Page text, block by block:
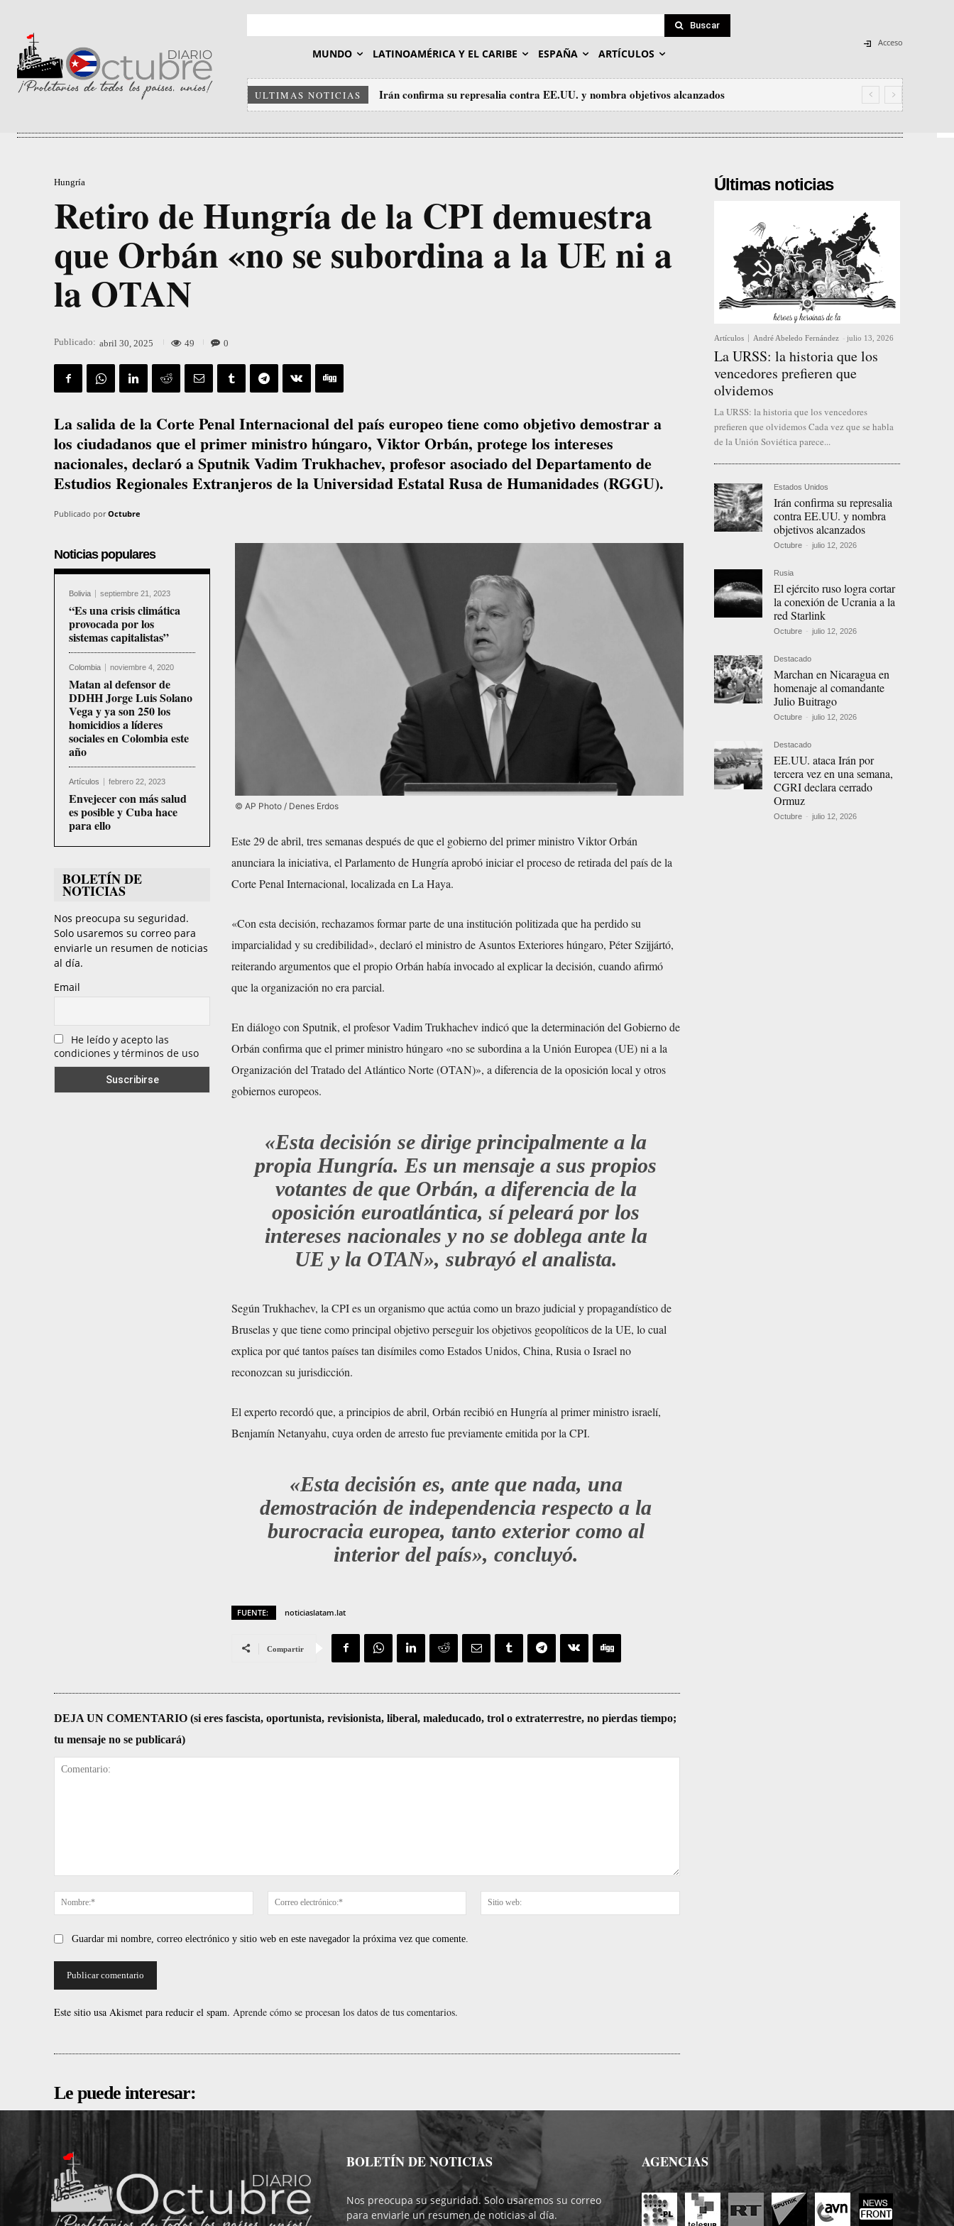
Buscar
MUNDO LATINOAMÉRICA Y EL CARIBE ESPAÑA ARTÍCULOS
Acceso
ULTIMAS NOTICIAS Irán confirma su represalia contra EE.UU. y nombra objetivos alcanzados
Hungría
Retiro de Hungría de la CPI demuestra
que Orbán «no se subordina a la UE ni a
la OTAN
Publicado: abril 30, 2025 49 0
La salida de la Corte Penal Internacional del país europeo tiene como objetivo demostrar a
los ciudadanos que el primer ministro húngaro, Viktor Orbán, protege los intereses
nacionales, declaró a Sputnik Vadim Trukhachev, profesor asociado del Departamento de
Estudios Regionales Extranjeros de la Universidad Estatal Rusa de Humanidades (RGGU).
Publicado por Octubre
Noticias populares
Bolivia septiembre 21, 2023
“Es una crisis climática
provocada por los
sistemas capitalistas”
Colombia noviembre 4, 2020
Matan al defensor de
DDHH Jorge Luis Solano
Vega y ya son 250 los
homicidios a líderes
sociales en Colombia este
año
Artículos febrero 22, 2023
Envejecer con más salud
es posible y Cuba hace
para ello
BOLETÍN DE
NOTICIAS
Nos preocupa su seguridad.
Solo usaremos su correo para
enviarle un resumen de noticias
al día.
Email
He leído y acepto las
condiciones y términos de uso
© AP Photo / Denes Erdos
Este 29 de abril, tres semanas después de que el gobierno del primer ministro Viktor Orbán
anunciara la iniciativa, el Parlamento de Hungría aprobó iniciar el proceso de retirada del país de la
Corte Penal Internacional, localizada en La Haya.
«Con esta decisión, rechazamos formar parte de una institución politizada que ha perdido su
imparcialidad y su credibilidad», declaró el ministro de Asuntos Exteriores húngaro, Péter Szijjártó,
reiterando argumentos que el propio Orbán había invocado al explicar la decisión, cuando afirmó
que la organización no era parcial.
En diálogo con Sputnik, el profesor Vadim Trukhachev indicó que la determinación del Gobierno de
Orbán confirma que el primer ministro húngaro «no se subordina a la Unión Europea (UE) ni a la
Organización del Tratado del Atlántico Norte (OTAN)», a diferencia de la oposición local y otros
gobiernos europeos.
«Esta decisión se dirige principalmente a la
propia Hungría. Es un mensaje a sus propios
votantes de que Orbán, a diferencia de la
oposición euroatlántica, sí peleará por los
intereses nacionales y no se doblega ante la
UE y la OTAN», subrayó el analista.
Según Trukhachev, la CPI es un organismo que actúa como un brazo judicial y propagandístico de
Bruselas y que tiene como principal objetivo perseguir los objetivos geopolíticos de la UE, lo cual
explica por qué tantos países tan disímiles como Estados Unidos, China, Rusia o Israel no
reconozcan su jurisdicción.
El experto recordó que, a principios de abril, Orbán recibió en Hungría al primer ministro israelí,
Benjamín Netanyahu, cuya orden de arresto fue previamente emitida por la CPI.
«Esta decisión es, ante que nada, una
demostración de independencia respecto a la
burocracia europea, tanto exterior como al
interior del país», concluyó.
FUENTE: noticiaslatam.lat
Compartir
DEJA UN COMENTARIO (si eres fascista, oportunista, revisionista, liberal, maleducado, trol o extraterrestre, no pierdas tiempo;
tu mensaje no se publicará)
Nombre:*
Correo
electrónico:*
web:
Guardar mi nombre, correo electrónico y sitio web en este navegador la próxima vez que comente.
Este sitio usa Akismet para reducir el spam. Aprende cómo se procesan los datos de tus comentarios.
Últimas noticias
Artículos André Abeledo Fernández - julio 13, 2026
La URSS: la historia que los
vencedores prefieren que
olvidemos
La URSS: la historia que los vencedores
prefieren que olvidemos Cada vez que se habla
de la Unión Soviética parece...
Estados Unidos
Irán confirma su represalia
contra EE.UU. y nombra
objetivos alcanzados
Octubre - julio 12, 2026
Rusia
El ejército ruso logra cortar
la conexión de Ucrania a la
red Starlink
Octubre - julio 12, 2026
Destacado
Marchan en Nicaragua en
homenaje al comandante
Julio Buitrago
Octubre - julio 12, 2026
Destacado
EE.UU. ataca Irán por
tercera vez en una semana,
CGRI declara cerrado
Ormuz
Octubre - julio 12, 2026
Le puede interesar:
BOLETÍN DE NOTICIAS
Nos preocupa su seguridad. Solo usaremos su correo
para enviarle un resumen de noticias al día.
AGENCIAS